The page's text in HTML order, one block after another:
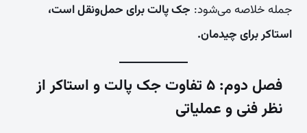
جمله خلاصه می‌شود: جک پالت برای حمل‌ونقل است،
استاکر برای چیدمان.
فصل دوم: ۵ تفاوت جک پالت و استاکر از
نظر فنی و عملیاتی